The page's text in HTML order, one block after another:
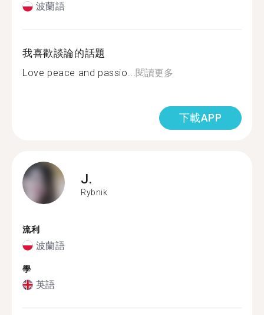
波蘭語
我喜歡談論的話題
Love peace and passio...閱讀更多
下載APP
J.
Rybnik
流利
波蘭語
學
英語